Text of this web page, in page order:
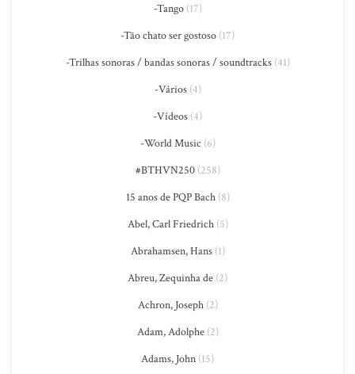
-Tango(17)
-Tão chato ser gostoso (17)
-Trilhas sonoras / bandas sonoras / soundtracks(41)
-Vários(4)
-Vídeos (4)
-World Music (6)
#BTHVN250(258)
15 anos de PQP Bach(8)
Abel, Carl Friedrich(5)
Abrahamsen, Hans(1)
Abreu, Zequinha de (2)
Achron, Joseph(2)
Adam, Adolphe(2)
Adams, John (15)